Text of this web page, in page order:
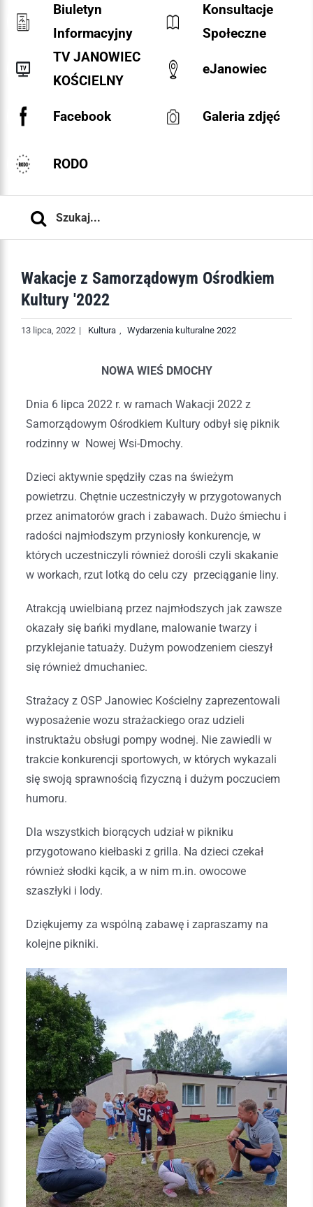
Biuletyn
Informacyjny
Konsultacje
Społeczne
TV JANOWIEC
KOŚCIELNY
eJanowiec
Facebook Galeria zdjęć
RODO
Wakacje z Samorządowym Ośrodkiem
Kultury '2022
13 lipca, 2022 | Kultura Wydarzenia kulturalne 2022
NOWA WIEŚ DMOCHY
Dnia 6 lipca 2022 r. w ramach Wakacji 2022 z
Samorządowym Ośrodkiem Kultury odbył się piknik
rodzinny w Nowej Wsi-Dmochy.
Dzieci aktywnie spędziły czas na świeżym
powietrzu. Chętnie uczestniczyły w przygotowanych
przez animatorów grach i zabawach. Dużo śmiechu i
radości najmłodszym przyniosły konkurencje, w
których uczestniczyli również dorośli czyli skakanie
w workach, rzut lotką do celu czy przeciąganie liny.
Atrakcją uwielbianą przez najmłodszych jak zawsze
okazały się bańki mydlane, malowanie twarzy i
przyklejanie tatuaży. Dużym powodzeniem cieszył
się również dmuchaniec.
Strażacy z OSP Janowiec Kościelny zaprezentowali
wyposażenie wozu strażackiego oraz udzieli
instruktażu obsługi pompy wodnej. Nie zawiedli w
trakcie konkurencji sportowych, w których wykazali
się swoją sprawnością fizyczną i dużym poczuciem
humoru.
Dla wszystkich biorących udział w pikniku
przygotowano kiełbaski z grilla. Na dzieci czekał
również słodki kącik, a w nim m.in. owocowe
szaszłyki i lody.
Dziękujemy za wspólną zabawę i zapraszamy na
kolejne pikniki.